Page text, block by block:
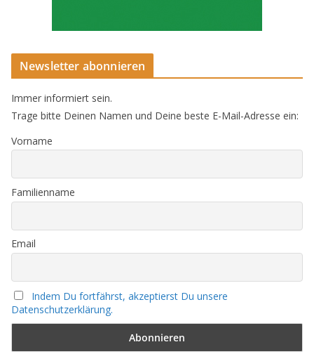
Newsletter abonnieren
Immer informiert sein.
Trage bitte Deinen Namen und Deine beste E-Mail-Adresse ein:
Vorname
Familienname
Email
Indem Du fortfährst, akzeptierst Du unsere
Datenschutzerklärung.